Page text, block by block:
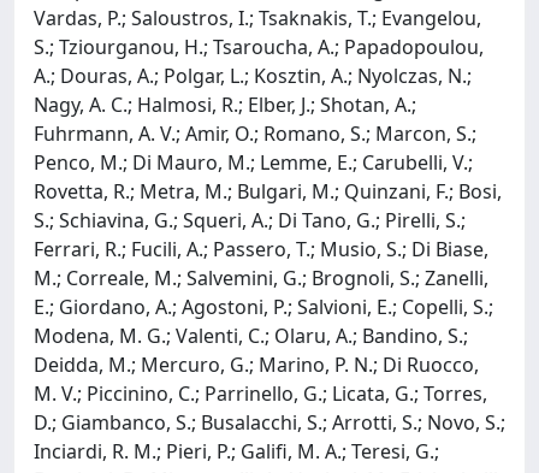
Vardas, P.; Saloustros, I.; Tsaknakis, T.; Evangelou,
S.; Tziourganou, H.; Tsaroucha, A.; Papadopoulou,
A.; Douras, A.; Polgar, L.; Kosztin, A.; Nyolczas, N.;
Nagy, A. C.; Halmosi, R.; Elber, J.; Shotan, A.;
Fuhrmann, A. V.; Amir, O.; Romano, S.; Marcon, S.;
Penco, M.; Di Mauro, M.; Lemme, E.; Carubelli, V.;
Rovetta, R.; Metra, M.; Bulgari, M.; Quinzani, F.; Bosi,
S.; Schiavina, G.; Squeri, A.; Di Tano, G.; Pirelli, S.;
Ferrari, R.; Fucili, A.; Passero, T.; Musio, S.; Di Biase,
M.; Correale, M.; Salvemini, G.; Brognoli, S.; Zanelli,
E.; Giordano, A.; Agostoni, P.; Salvioni, E.; Copelli, S.;
Modena, M. G.; Valenti, C.; Olaru, A.; Bandino, S.;
Deidda, M.; Mercuro, G.; Marino, P. N.; Di Ruocco,
M. V.; Piccinino, C.; Parrinello, G.; Licata, G.; Torres,
D.; Giambanco, S.; Busalacchi, S.; Arrotti, S.; Novo, S.;
Inciardi, R. M.; Pieri, P.; Galifi, M. A.; Teresi, G.;